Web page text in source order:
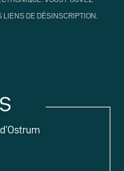
LIENS DE DÉSINSCRIPTION.